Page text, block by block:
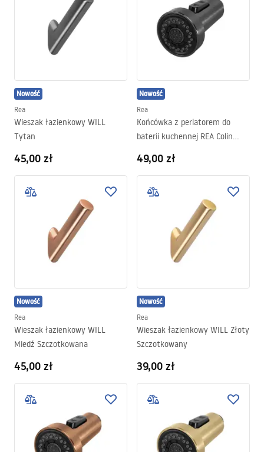
Nowość
Rea
Wieszak łazienkowy WILL
Tytan
45,00 zł
Nowość
Rea
Końcówka z perlatorem do
baterii kuchennej REA Colin
49,00 zł
Nowość
Rea
Wieszak łazienkowy WILL
Miedź Szczotkowana
45,00 zł
Nowość
Rea
Wieszak łazienkowy WILL Złoty
Szczotkowany
39,00 zł